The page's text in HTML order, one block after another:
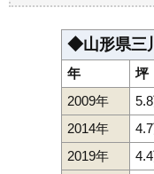
◆山形県三
年
坪
2009年
2014年
2019年